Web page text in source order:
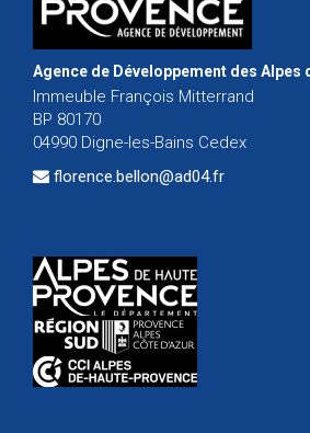
Agence de Développement des Alpes
Immeuble François Mitterrand
BP 80170
04990 Digne-les-Bains Cedex
florence.bellon@ad04.fr